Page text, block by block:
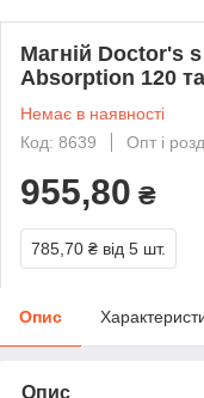
Магній Doctor's
Absorption 120
Немає в наявності
Код: 8639
Опт і
955,80 ₴
785,70 ₴ від 5 шт.
Опис
Опис